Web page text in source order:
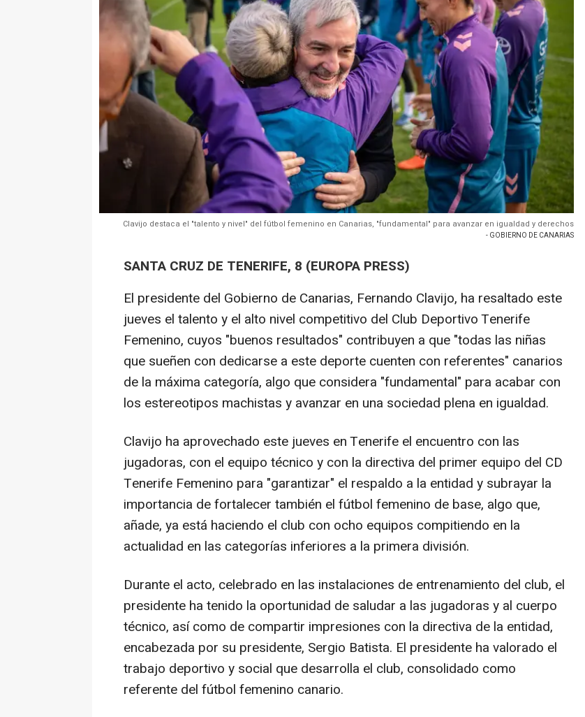
Clavijo destaca el "talento y nivel" del fútbol femenino en Canarias, "fundamental" para avanzar en igualdad y derechos
- GOBIERNO DE CANARIAS
SANTA CRUZ DE TENERIFE, 8 (EUROPA PRESS)
El presidente del Gobierno de Canarias, Fernando Clavijo, ha resaltado este
jueves el talento y el alto nivel competitivo del Club Deportivo Tenerife
Femenino, cuyos "buenos resultados" contribuyen a que "todas las niñas
que sueñen con dedicarse a este deporte cuenten con referentes" canarios
de la máxima categoría, algo que considera "fundamental" para acabar con
los estereotipos machistas y avanzar en una sociedad plena en igualdad.
Clavijo ha aprovechado este jueves en Tenerife el encuentro con las
jugadoras, con el equipo técnico y con la directiva del primer equipo del CD
Tenerife Femenino para "garantizar" el respaldo a la entidad y subrayar la
importancia de fortalecer también el fútbol femenino de base, algo que,
añade, ya está haciendo el club con ocho equipos compitiendo en la
actualidad en las categorías inferiores a la primera división.
Durante el acto, celebrado en las instalaciones de entrenamiento del club, el
presidente ha tenido la oportunidad de saludar a las jugadoras y al cuerpo
técnico, así como de compartir impresiones con la directiva de la entidad,
encabezada por su presidente, Sergio Batista. El presidente ha valorado el
trabajo deportivo y social que desarrolla el club, consolidado como
referente del fútbol femenino canario.